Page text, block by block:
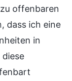
offenbaren
dass ich eine
in